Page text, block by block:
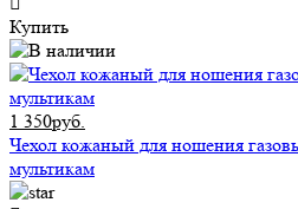
Купить
1 350руб.
Чехол кожаный для ношения
мультикам